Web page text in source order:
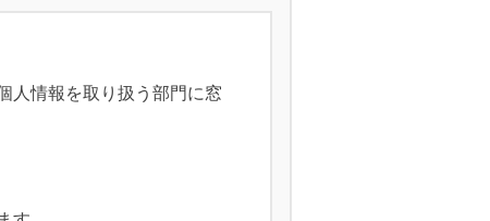
人情報を取り扱う部門に窓